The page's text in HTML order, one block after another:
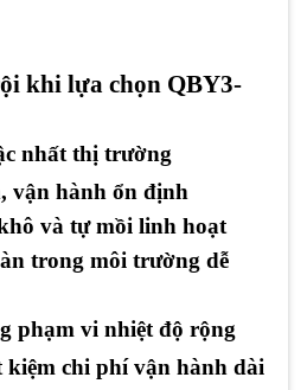
khi lựa chọn QBY3-
nhất thị trường
vận hành ổn định
và tự mồi linh hoạt
trong môi trường dễ
phạm vi nhiệt độ rộng
kiệm chi phí vận hành dài